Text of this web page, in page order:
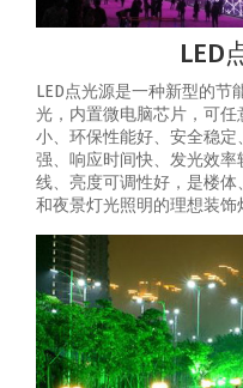
LED
LED点光源是一种新型的节
光，内置微电脑芯片，可
小、环保性能好、安全稳
强、响应时间快、发光效
线、亮度可调性好，是楼
和夜景灯光照明的理想装饰